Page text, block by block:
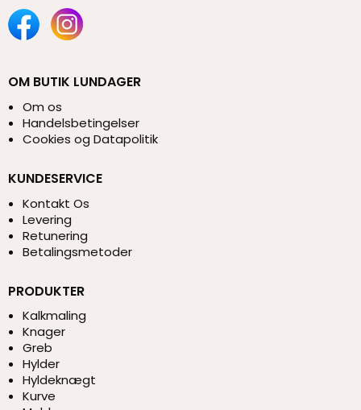
OM BUTIK LUNDAGER
Om os
Handelsbetingelser
Cookies og Datapolitik
KUNDESERVICE
Kontakt Os
Levering
Retunering
Betalingsmetoder
PRODUKTER
Kalkmaling
Knager
Greb
Hylder
Hyldeknægt
Kurve